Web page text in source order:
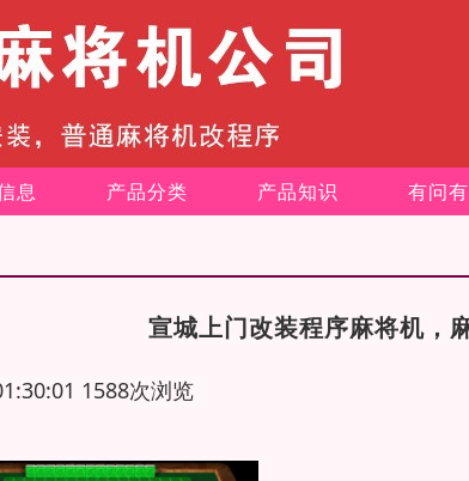
息 产品分类 产品知识 有问
宣城上门改装程序麻将机，
1588次浏览